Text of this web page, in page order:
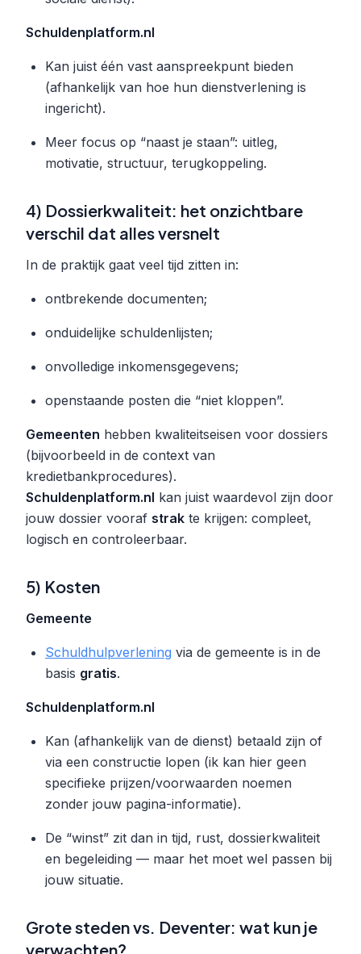
Schuldenplatform.nl
Kan juist één vast aanspreekpunt bieden
(afhankelijk van hoe hun dienstverlening is
ingericht).
Meer focus op “naast je staan”: uitleg,
motivatie, structuur, terugkoppeling.
4) Dossierkwaliteit: het onzichtbare
verschil dat alles versnelt
In de praktijk gaat veel tijd zitten in:
ontbrekende documenten;
onduidelijke schuldenlijsten;
onvolledige inkomensgegevens;
openstaande posten die “niet kloppen”.
Gemeenten hebben kwaliteitseisen voor dossiers
(bijvoorbeeld in de context van
kredietbankprocedures).
Schuldenplatform.nl kan juist waardevol zijn door
jouw dossier vooraf strak te krijgen: compleet,
logisch en controleerbaar.
5) Kosten
Gemeente
Schuldhulpverlening via de gemeente is in de
basis gratis.
Schuldenplatform.nl
Kan (afhankelijk van de dienst) betaald zijn of
via een constructie lopen (ik kan hier geen
specifieke prijzen/voorwaarden noemen
zonder jouw pagina-informatie).
De “winst” zit dan in tijd, rust, dossierkwaliteit
en begeleiding — maar het moet wel passen bij
jouw situatie.
Grote steden vs. Deventer: wat kun je
verwachten?